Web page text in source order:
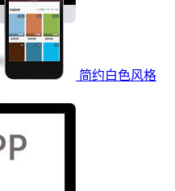
简约白色风格